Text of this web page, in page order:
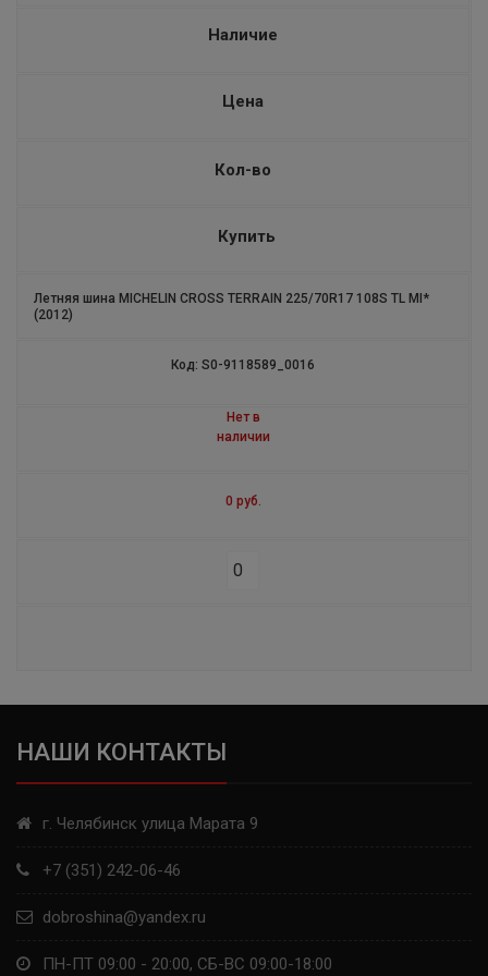
PILOT ALPIN5 SUV
PILOT ALPIN4 ASYMMETRIC
ENERGY XM2 +
STARCROSS 5 MINI
Наличие
Цена
Кол-во
Купить
Летняя шина MICHELIN CROSS TERRAIN 225/70R17 108S TL MI*
(2012)
Код: S0-9118589_0016
Нет в
наличии
0 руб.
НАШИ КОНТАКТЫ
г. Челябинск улица Марата 9
+7 (351) 242-06-46
dobroshina@yandex.ru
ПН-ПТ 09:00 - 20:00, СБ-ВС 09:00-18:00